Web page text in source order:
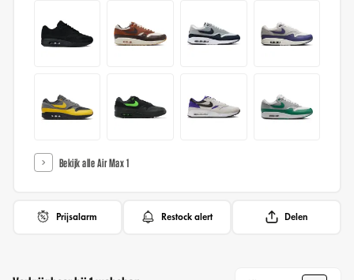
Bekijk alle Air Max 1
Prijsalarm Restock alert Delen